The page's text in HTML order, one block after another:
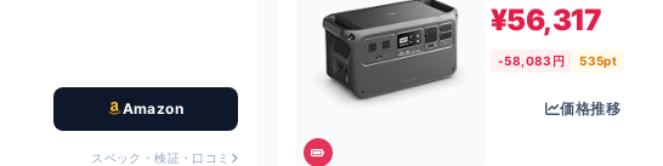
Amazon
スペック・検証・口コミ
¥56,317
-58,083円 535pt
価格推移